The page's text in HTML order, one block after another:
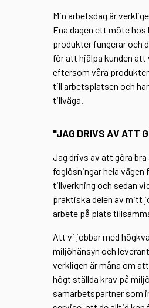
Min arbetsdag är
Ena dagen ett möte
produkter fungerar och
för att hjälpa kunden
eftersom våra
till arbetsplatsen och
tillväga.
"JAG DRIVS AV ATT
Jag drivs av att göra
foglösningar hela
tillverkning och sedan
praktiska delen av mitt
arbete på plats
Att vi jobbar med
miljöhänsyn och
verkligen är måna om
högt ställda krav på
samarbetspartner som